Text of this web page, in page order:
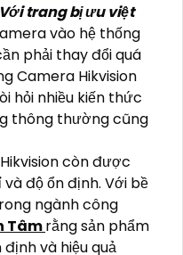
Với trang bị ưu việt
vào hệ thống
phải thay đổi quá
Camera Hikvision
hỏi nhiều kiến thức
thông thường cũng
còn được
độ ổn định. Với bề
ngành công
Tâmrằng sản phẩm
và hiệu quả